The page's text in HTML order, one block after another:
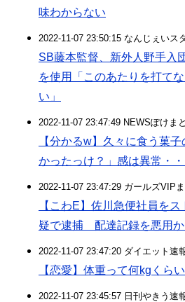
味わからない
2022-11-07 23:50:15 なんじぇいス
SB藤本監督、新外人野手入
を使用「このあたりを打て
い」
2022-11-07 23:47:49 NEWSぽけま
【分かるw】久々に食う菓
かったっけ？」感は異常・・
2022-11-07 23:47:29 ガールズVIP
【こわE】佐川急便社員を
疑で逮捕 配達記録を悪用
2022-11-07 23:47:20 ダイエット速
【恋愛】体重って何kgくら
2022-11-07 23:45:57 日刊やきう速